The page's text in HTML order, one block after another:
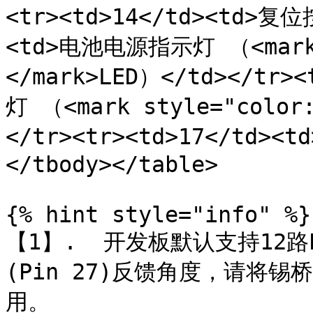
<tr><td>14</td><td>复
<td>电池电源指示灯 （
</mark>LED）</td></
灯 （<mark
</tr><tr><td>17</
</tbody></table>
{% hint style="info" %}
【1】.  开发板默认支持12路
(Pin 27)反馈角度，请将锡
用。